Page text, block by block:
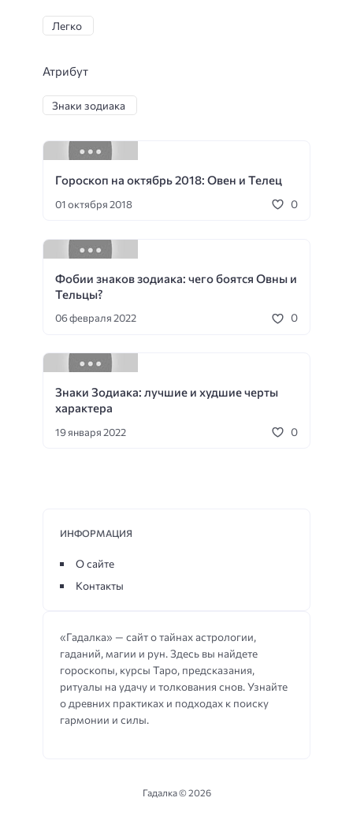
Легко
Атрибут
Знаки зодиака
Гороскоп на октябрь 2018: Овен и Телец
01 октября 2018 0
Фобии знаков зодиака: чего боятся Овны и
Тельцы?
06 февраля 2022 0
Знаки Зодиака: лучшие и худшие черты
характера
19 января 2022 0
«Гадалка» — сайт о тайнах астрологии,
гаданий, магии и рун. Здесь вы найдете
гороскопы, курсы Таро, предсказания,
ритуалы на удачу и толкования снов. Узнайте
о древних практиках и подходах к поиску
гармонии и силы.
ИНФОРМАЦИЯ
О сайте
Контакты
Гадалка ©2026